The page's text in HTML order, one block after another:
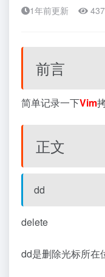
1年前更新 437
前言
简单记录一下Vim
正文
dd
delete
dd是删除光标所在